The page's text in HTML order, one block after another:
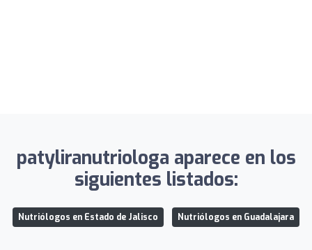
patyliranutriologa aparece en los
siguientes listados:
Nutriólogos en Estado de Jalisco Nutriólogos en Guadalajara